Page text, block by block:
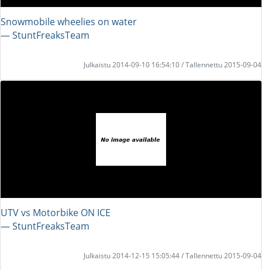
Snowmobile wheelies on water
― StuntFreaksTeam
Julkaistu 2014-09-10 16:54:10 / Tallennettu 2015-09-04
UTV vs Motorbike ON ICE
― StuntFreaksTeam
Julkaistu 2014-12-15 15:05:44 / Tallennettu 2015-09-04